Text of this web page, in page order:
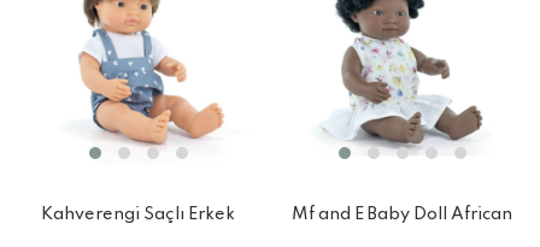
Kahverengi Saçlı Erkek
Mf and E Baby Doll African